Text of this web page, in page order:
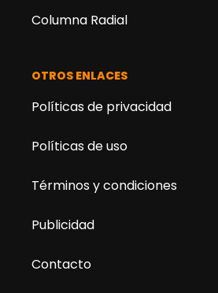
Columna Radial
OTROS ENLACES
Políticas de privacidad
Políticas de uso
Términos y condiciones
Publicidad
Contacto